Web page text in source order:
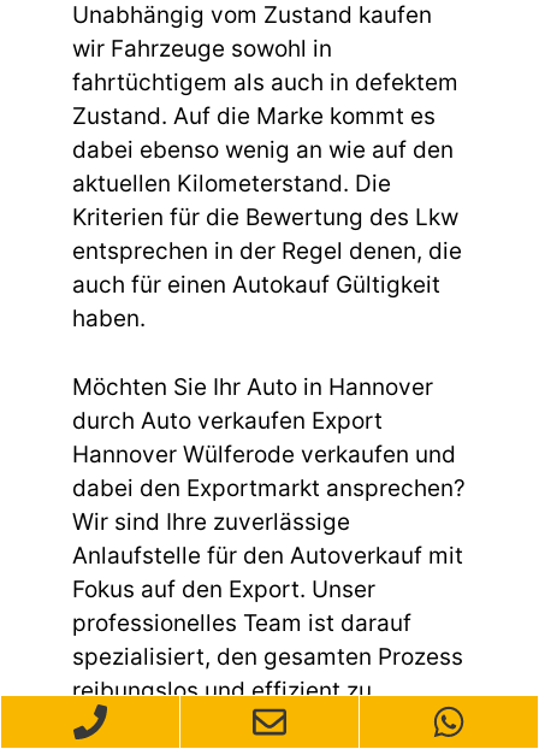
Unabhängig vom Zustand kaufen
wir Fahrzeuge sowohl in
fahrtüchtigem als auch in defektem
Zustand. Auf die Marke kommt es
dabei ebenso wenig an wie auf den
aktuellen Kilometerstand. Die
Kriterien für die Bewertung des Lkw
entsprechen in der Regel denen, die
auch für einen Autokauf Gültigkeit
haben.
Möchten Sie Ihr Auto in Hannover
durch Auto verkaufen Export
Hannover Wülferode verkaufen und
dabei den Exportmarkt ansprechen?
Wir sind Ihre zuverlässige
Anlaufstelle für den Autoverkauf mit
Fokus auf den Export. Unser
professionelles Team ist darauf
spezialisiert, den gesamten Prozess
reibungslos und effizient zu
gestalten. Egal, ob Ihr Kraftfahrzeug